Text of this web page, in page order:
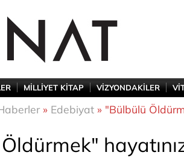
MİLLİYET KİTAP VİZYONDAKİLER
» Edebiyat » "Bülbülü